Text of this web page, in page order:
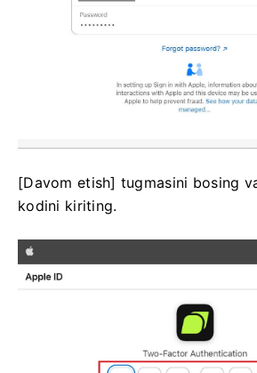
[Davom etish] tugmasini bosing
kodini kiriting.